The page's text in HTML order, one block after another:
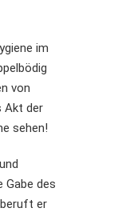
im
von
Akt der
sehen!
Gabe des
er